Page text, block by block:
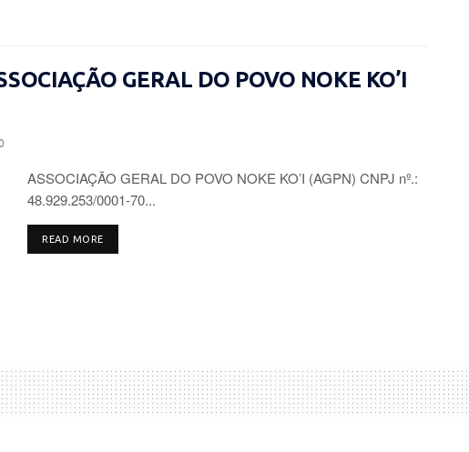
GERAL DO POVO NOKE KO’I
0
ASSOCIAÇÃO GERAL DO POVO NOKE KO’I (AGPN) CNPJ nº.:
48.929.253/0001-70...
READ MOREDETAILS